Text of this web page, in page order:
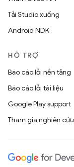
Tải Studio xuống
Android NDK
HỖ TRỢ
Báo cáo lỗi nền tảng
Báo cáo lỗi tài liệu
Google Play support
Tham gia nghiên cứu